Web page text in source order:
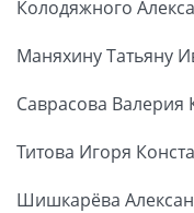
Колодяжного
Маняхину Татьяну
Саврасова Валерия
Титова Игоря
Шишкарёва